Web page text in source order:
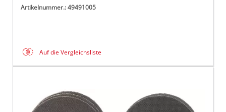
Artikelnummer.: 49491005
Auf die Vergleichsliste